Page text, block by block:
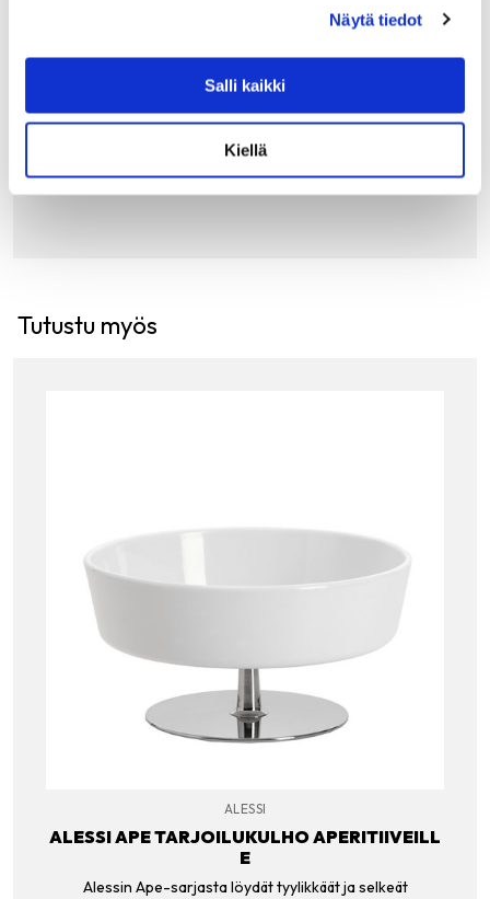
Näytä tiedot
Salli kaikki
Kiellä
ALESSI JM17 KOHOKUVIOITU KULHO, 21CM
kaunis Fibonaccin lukujonosta rakentuva kohokuviointi,
Tutustu myös
ALESSI
ALESSI APE TARJOILUKULHO APERITIIVEILL
E
Alessin Ape-sarjasta löydät tyylikkäät ja selkeät